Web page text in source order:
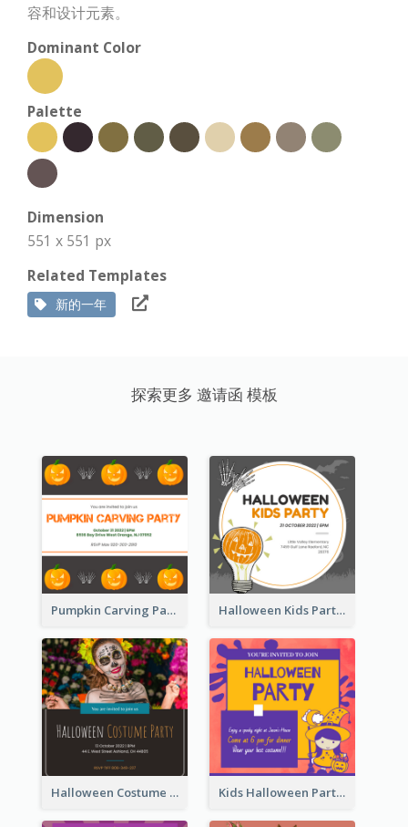
容和设计元素。
Dominant Color
Palette
Dimension
551 x 551 px
Related Templates
新的一年
探索更多 邀请函 模板
Pumpkin Carving Party Invitation Halloween Kids Party Invitation
Halloween Costume Party Invitation Kids Halloween Party Invitation